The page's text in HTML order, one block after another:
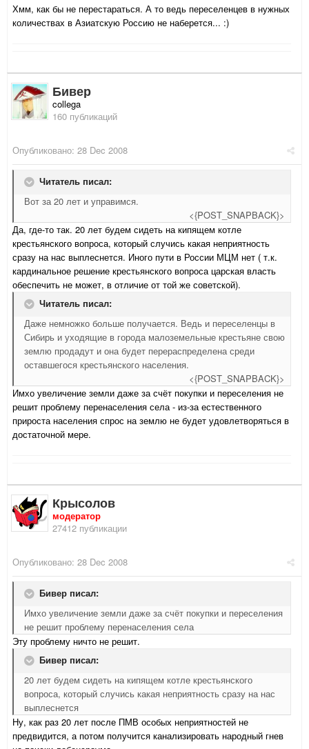
Хмм, как бы не перестараться. А то ведь переселенцев в нужных
количествах в Азиатскую Россию не наберется... :)
Бивер
collega
160 публикаций
Опубликовано: 28 Dec 2008
Читатель писал:
Вот за 20 лет и управимся.
<{POST_SNAPBACK}>
Да, где-то так. 20 лет будем сидеть на кипящем котле
крестьянского вопроса, который случись какая неприятность
сразу на нас выплеснется. Иного пути в России МЦМ нет ( т.к.
кардинальное решение крестьянского вопроса царская власть
обеспечить не может, в отличие от той же советской).
Читатель писал:
Даже немножко больше получается. Ведь и переселенцы в
Сибирь и уходящие в города малоземельные крестьяне свою
землю продадут и она будет перераспределена среди
оставшегося крестьянского населения.
<{POST_SNAPBACK}>
Имхо увеличение земли даже за счёт покупки и переселения не
решит проблему перенаселения села - из-за естественного
прироста населения спрос на землю не будет удовлетворяться в
достаточной мере.
Крысолов
модератор
27412 публикации
Опубликовано: 28 Dec 2008
Бивер писал:
Имхо увеличение земли даже за счёт покупки и переселения
не решит проблему перенаселения села
Эту проблему ничто не решит.
Бивер писал:
20 лет будем сидеть на кипящем котле крестьянского
вопроса, который случись какая неприятность сразу на нас
выплеснется
Ну, как раз 20 лет после ПМВ особых неприятностей не
предвидится, а потом получится канализировать народный гнев